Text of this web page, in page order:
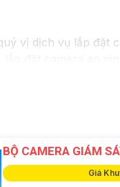
vị dịch vụ lắp đặt
trong những
chất lượng
BỘ CAMERA GIÁM
Giá